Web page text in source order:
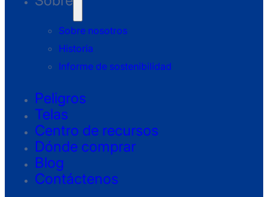
Sobre nosotros
Historia
Informe de sostenibilidad
Peligros
Telas
Centro de recursos
Dónde comprar
Blog
Contáctenos